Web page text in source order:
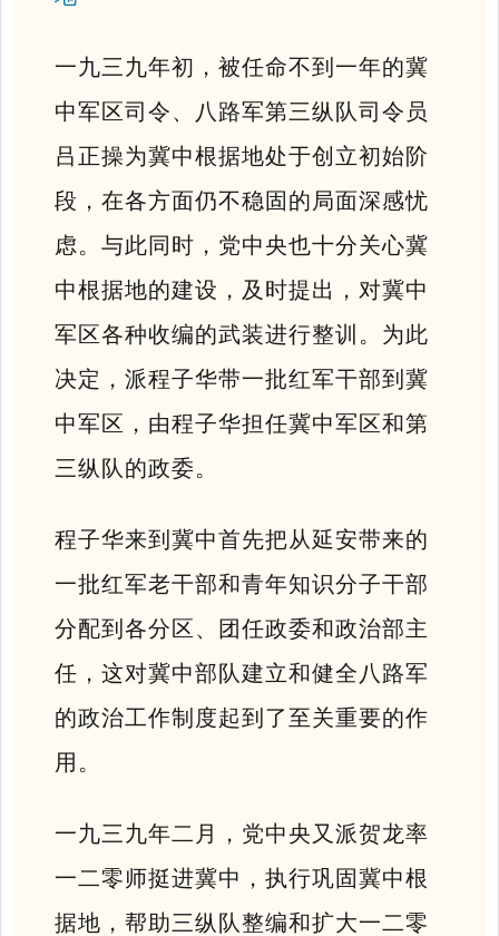
一九三九年初，被任命不到一年的冀
中军区司令、八路军第三纵队司令员
吕正操为冀中根据地处于创立初始阶
段，在各方面仍不稳固的局面深感忧
虑。与此同时，党中央也十分关心冀
中根据地的建设，及时提出，对冀中
军区各种收编的武装进行整训。为此
决定，派程子华带一批红军干部到冀
中军区，由程子华担任冀中军区和第
三纵队的政委。
程子华来到冀中首先把从延安带来的
一批红军老干部和青年知识分子干部
分配到各分区、团任政委和政治部主
任，这对冀中部队建立和健全八路军
的政治工作制度起到了至关重要的作
用。
一九三九年二月，党中央又派贺龙率
一二零师挺进冀中，执行巩固冀中根
据地，帮助三纵队整编和扩大一二零